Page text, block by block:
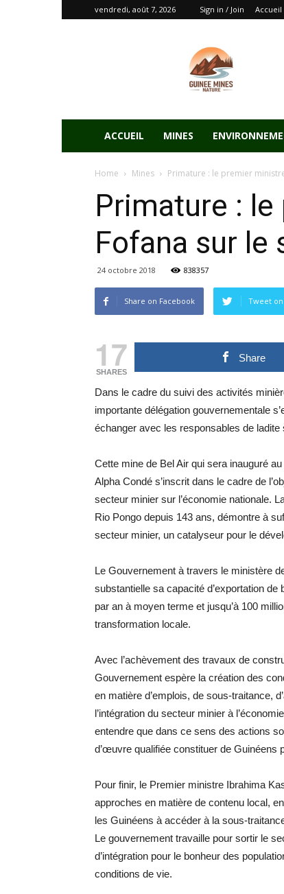
vendredi, août 7, 2026 Sign in / Join Accueil
ACCUEIL MINES
Home Mines Primature : le premier
Primature :
Fofana sur le
24 octobre 2018 838357
Share on Facebook Tweet
17
SHARES
Share
Dans le cadre du suivi des activités
importante délégation gouvernementale
échanger avec les responsables de
Cette mine de Bel Air qui sera inauguré
Alpha Condé s’inscrit dans le cadre de
secteur minier sur l’économie nationale.
Rio Pongo depuis 143 ans, démontre à
secteur minier, un catalyseur pour le
Le Gouvernement à travers le ministère
substantielle sa capacité d’exportation de
par an à moyen terme et jusqu’à 100
transformation locale.
Avec l’achèvement des travaux de
Gouvernement espère la création des
en matière d’emplois, de sous-traitance,
l’intégration du secteur minier à
entendre que dans ce sens des actions
d’œuvre qualifiée constituer de Guinéens
Pour finir, le Premier ministre Ibrahima
approches en matière de contenu local,
les Guinéens à accéder à la sous-
Le gouvernement travaille pour sortir le
d’intégration pour le bonheur des
conditions de vie.